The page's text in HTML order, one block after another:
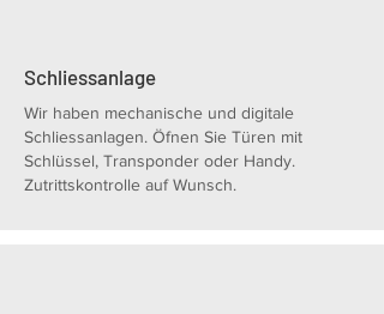
Schliessanlage
Wir haben mechanische und digitale
Schliessanlagen. Öfnen Sie Türen mit
Schlüssel, Transponder oder Handy.
Zutrittskontrolle auf Wunsch.